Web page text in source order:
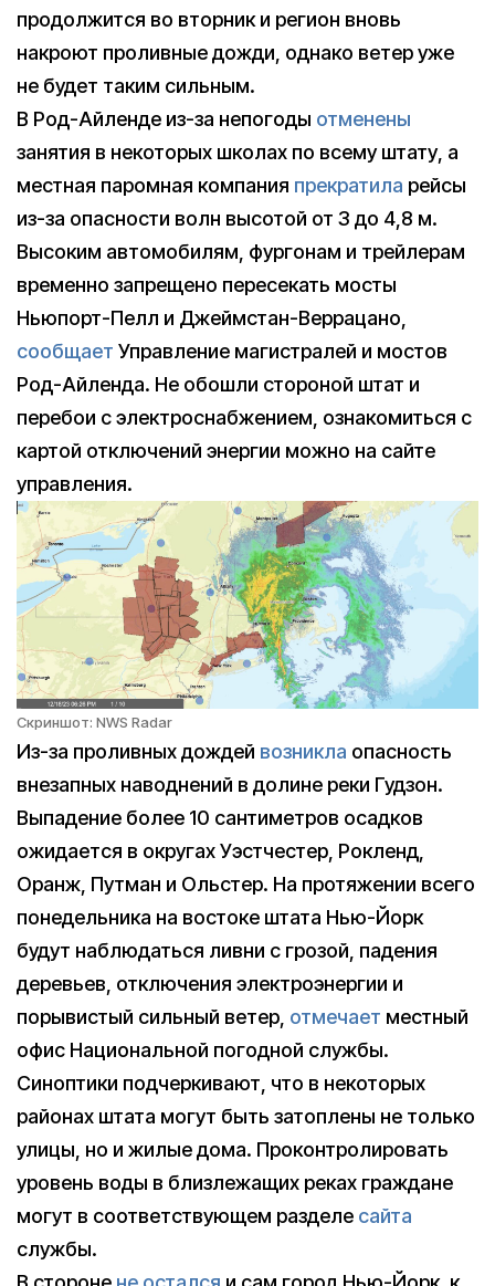
продолжится во вторник и регион вновь
накроют проливные дожди, однако ветер уже
не будет таким сильным.
В Род-Айленде из-за непогоды отменены
занятия в некоторых школах по всему штату, а
местная паромная компания прекратила рейсы
из-за опасности волн высотой от 3 до 4,8 м.
Высоким автомобилям, фургонам и трейлерам
временно запрещено пересекать мосты
Ньюпорт-Пелл и Джеймстан-Веррацано,
сообщает Управление магистралей и мостов
Род-Айленда. Не обошли стороной штат и
перебои с электроснабжением, ознакомиться с
картой отключений энергии можно на сайте
управления.
Скриншот: NWS Radar
Из-за проливных дождей возникла опасность
внезапных наводнений в долине реки Гудзон.
Выпадение более 10 сантиметров осадков
ожидается в округах Уэстчестер, Рокленд,
Оранж, Путман и Ольстер. На протяжении всего
понедельника на востоке штата Нью-Йорк
будут наблюдаться ливни с грозой, падения
деревьев, отключения электроэнергии и
порывистый сильный ветер, отмечает местный
офис Национальной погодной службы.
Синоптики подчеркивают, что в некоторых
районах штата могут быть затоплены не только
улицы, но и жилые дома. Проконтролировать
уровень воды в близлежащих реках граждане
могут в соответствующем разделе сайта
службы.